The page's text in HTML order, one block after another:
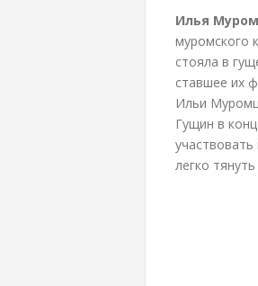
Илья
муромского
стояла в
ставшее их
Ильи
Гущин в
легко